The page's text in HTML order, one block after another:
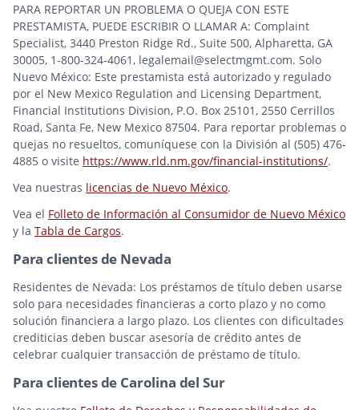
PARA REPORTAR UN PROBLEMA O QUEJA CON ESTE
PRESTAMISTA, PUEDE ESCRIBIR O LLAMAR A: Complaint
Specialist, 3440 Preston Ridge Rd., Suite 500, Alpharetta, GA
30005, 1-800-324-4061, legalemail@selectmgmt.com. Solo
Nuevo México: Este prestamista está autorizado y regulado
por el New Mexico Regulation and Licensing Department,
Financial Institutions Division, P.O. Box 25101, 2550 Cerrillos
Road, Santa Fe, New Mexico 87504. Para reportar problemas o
quejas no resueltos, comuníquese con la División al (505) 476-
4885 o visite https://www.rld.nm.gov/financial-institutions/.
Vea nuestras licencias de Nuevo México.
Vea el Folleto de Información al Consumidor de Nuevo México
y la Tabla de Cargos.
Para clientes de Nevada
Residentes de Nevada: Los préstamos de título deben usarse
solo para necesidades financieras a corto plazo y no como
solución financiera a largo plazo. Los clientes con dificultades
crediticias deben buscar asesoría de crédito antes de
celebrar cualquier transacción de préstamo de título.
Para clientes de Carolina del Sur